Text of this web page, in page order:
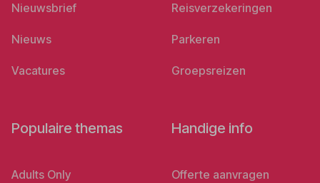
Nieuwsbrief
Nieuws
Vacatures
Reisverzekeringen
Parkeren
Groepsreizen
Populaire themas
Adults Only
Handige info
Offerte aanvragen